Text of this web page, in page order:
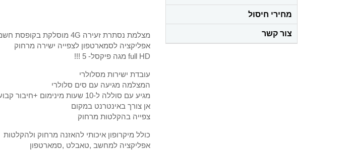
מצלמת נסתרת זעירה 4G מוסלקת בקופסת חשמל עם שידור אונליין
אפליקציה לסמארטפון לצפייה ישירה מרחוק
full HD מגה פיקסל- 5 !!!
עובדת ישירות מסלולרי
המצלמה מגיעה עם סים סלולרי
מגיע עם סוללה ל-10 שעות מינימום +חיבור קבוע לחשמל ולמטען סוללות ליתיום
אן צורך באינטרנט במקום
צפייה בהקלטות מרחוק
כולל מיקרופון איכותי להאזנה מרחוק ולהקלטות
אפליקציה למחשב ,טאבלט ,סמארטפון
מחירי חיסול
צור קשר